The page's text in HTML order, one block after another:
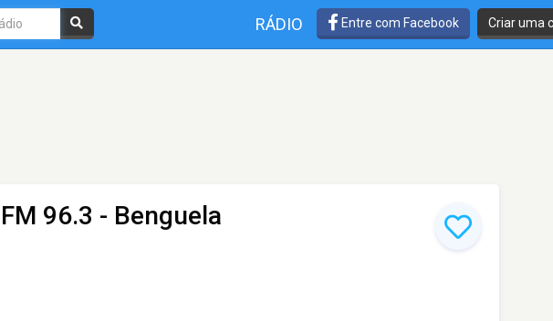
RÁDIO Entre com Facebook Criar uma
96.3 - Benguela